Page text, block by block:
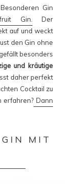
Gin
Gin. Der
auf und weckt
den Gin ohne
besonders
und kräutige
daher perfekt
Cocktail zu
erfahren? Dann
MIT